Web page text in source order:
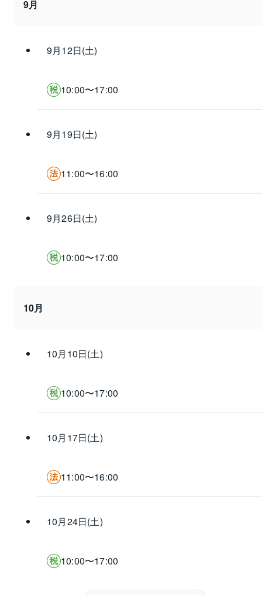
9月
9月12日(土)
10:00〜17:00
9月19日(土)
11:00〜16:00
9月26日(土)
10:00〜17:00
10月
10月10日(土)
10:00〜17:00
10月17日(土)
11:00〜16:00
10月24日(土)
10:00〜17:00